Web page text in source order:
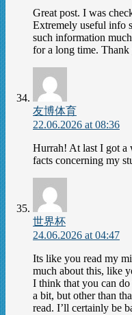
Great post. I was
Extremely useful info
such information
for a long time.
友博体育
22.06.2026 at 08:36
Hurrah! At last I got a
facts concerning my
世界杯
24.06.2026 at 04:47
Its like you read my
much about this, like
I think that you can do
a bit, but other than
read. I’ll certainly be